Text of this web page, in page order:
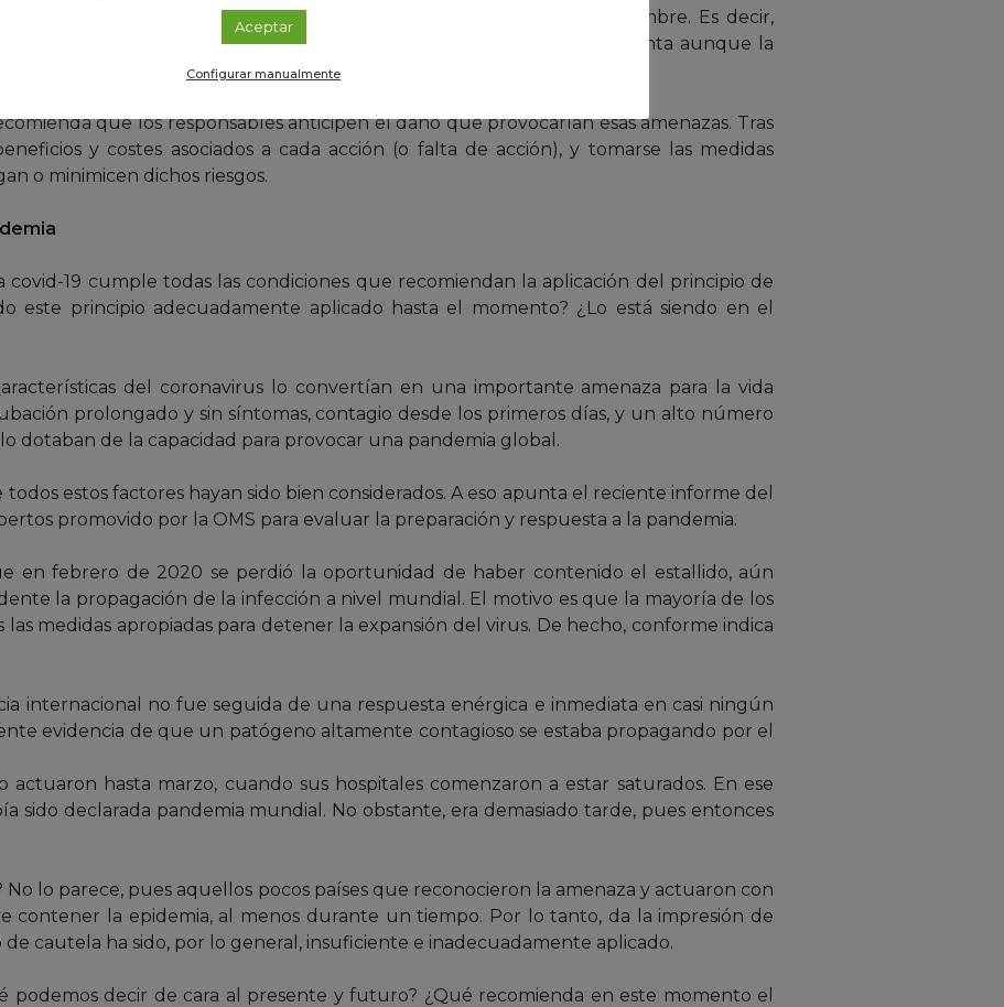
ser considerado para gestionar el riesgo en situaciones de incertidumbre. Es decir,
sobre una amenaza para la vida. Y debe ser tenido en cuenta aunque la
aún resulte insuficiente.
que los responsables anticipen el daño que provocarían esas amenazas. Tras
y costes asociados a cada acción (o falta de acción), y tomarse las medidas
o minimicen dichos riesgos.
covid-19 cumple todas las condiciones que recomiendan la aplicación del principio de
este principio adecuadamente aplicado hasta el momento? ¿Lo está siendo en el
del coronavirus lo convertían en una importante amenaza para la vida
prolongado y sin síntomas, contagio desde los primeros días, y un alto número
dotaban de la capacidad para provocar una pandemia global.
estos factores hayan sido bien considerados. A eso apunta el reciente informe del
promovido por la OMS para evaluar la preparación y respuesta a la pandemia.
en febrero de 2020 se perdió la oportunidad de haber contenido el estallido, aún
la propagación de la infección a nivel mundial. El motivo es que la mayoría de los
medidas apropiadas para detener la expansión del virus. De hecho, conforme indica
internacional no fue seguida de una respuesta enérgica e inmediata en casi ningún
evidencia de que un patógeno altamente contagioso se estaba propagando por el
actuaron hasta marzo, cuando sus hospitales comenzaron a estar saturados. En ese
sido declarada pandemia mundial. No obstante, era demasiado tarde, pues entonces
No lo parece, pues aquellos pocos países que reconocieron la amenaza y actuaron con
contener la epidemia, al menos durante un tiempo. Por lo tanto, da la impresión de
cautela ha sido, por lo general, insuficiente e inadecuadamente aplicado.
podemos decir de cara al presente y futuro? ¿Qué recomienda en este momento el
Aceptar
Configurar manualmente